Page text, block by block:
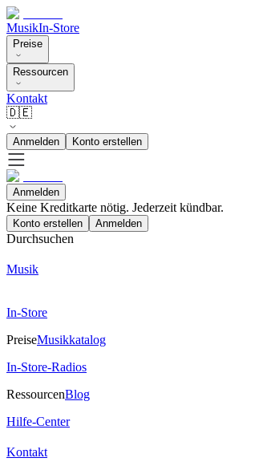
MusikIn-Store
Preise
Ressourcen
Kontakt
🇩🇪
Anmelden Konto erstellen
Anmelden
Keine Kreditkarte nötig. Jederzeit kündbar.
Konto erstellen Anmelden
Durchsuchen
Musik
In-Store
PreiseMusikkatalog
In-Store-Radios
RessourcenBlog
Hilfe-Center
Kontakt